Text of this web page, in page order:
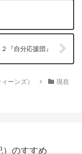
『自分応援団』
ーンズ）
現在
）のすすめ